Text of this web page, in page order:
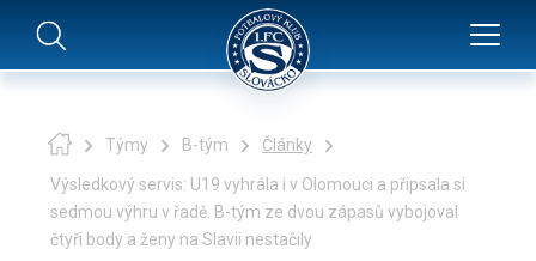
Týmy B-tým Články
Výsledkový servis: U19 vyhrála i v Olomouci a připsala si
sedmou výhru v řadě. B-tým ze dvou zápasů vybojoval
čtyři body a ženy na Slavii nestačily